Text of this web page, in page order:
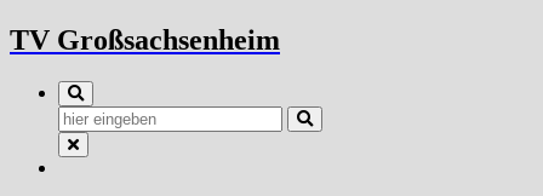
Zum
Inhalt
springen
TV Großsachsenheim